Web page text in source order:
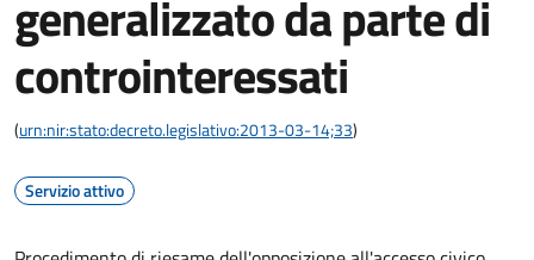
generalizzato da parte di
controinteressati
(urn:nir:stato:decreto.legislativo:2013-03-14;33)
Servizio attivo